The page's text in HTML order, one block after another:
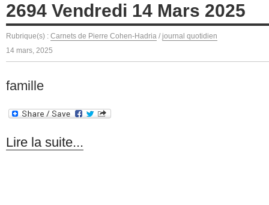
2694 Vendredi 14 Mars 2025
Rubrique(s) : Carnets de Pierre Cohen-Hadria / journal quotidien
14 mars, 2025
famille
Lire la suite...